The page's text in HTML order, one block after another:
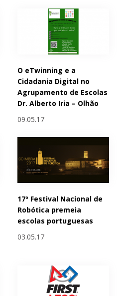
O eTwinning e a
Cidadania Digital no
Agrupamento de Escolas
Dr. Alberto Iria – Olhão
09.05.17
17º Festival Nacional de
Robótica premeia
escolas portuguesas
03.05.17